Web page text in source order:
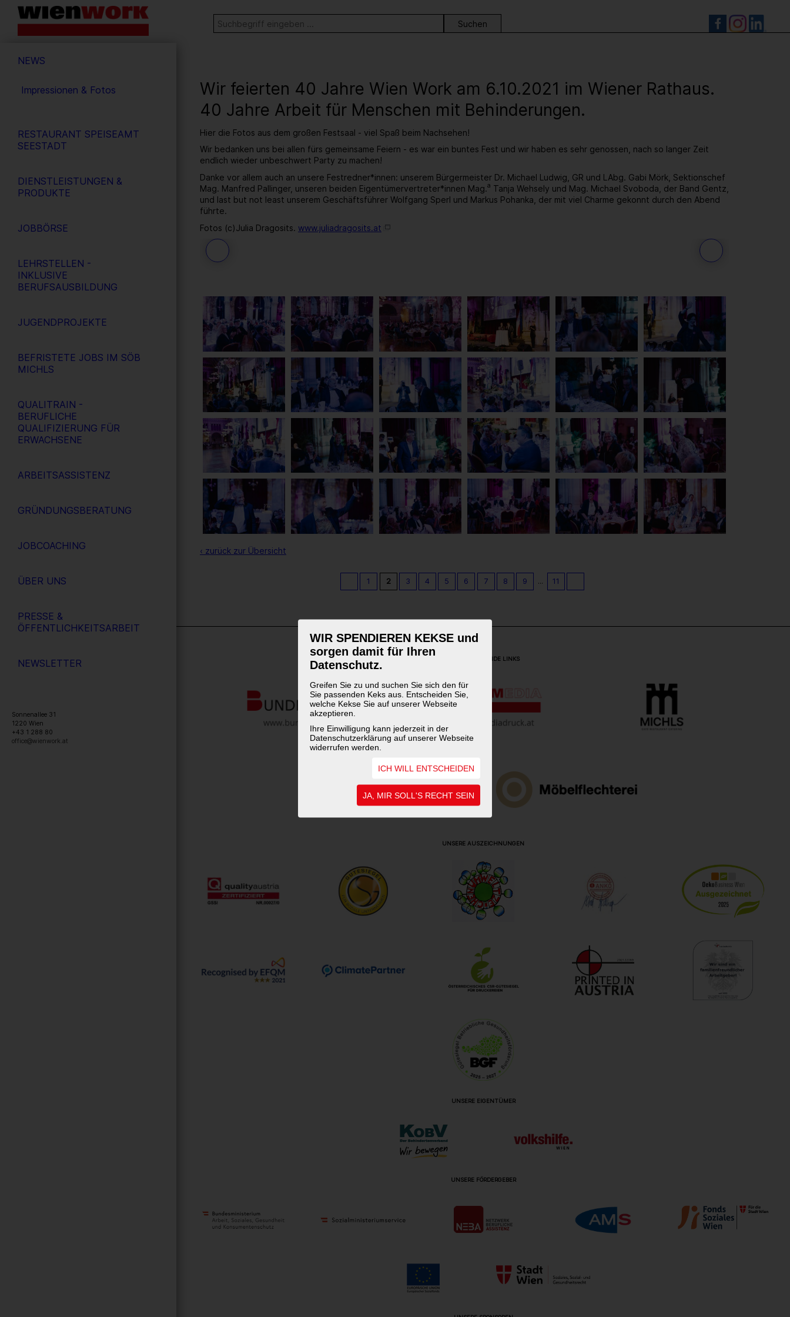
WIR SPENDIEREN KEKSE und
sorgen damit für Ihren
Datenschutz.
Greifen Sie zu und suchen Sie sich den für
Sie passenden Keks aus. Entscheiden Sie,
welche Kekse Sie auf unserer Webseite
akzeptieren.
Ihre Einwilligung kann jederzeit in der
Datenschutzerklärung auf unserer Webseite
widerrufen werden.
ICH WILL ENTSCHEIDEN
JA, MIR SOLL'S RECHT SEIN
Barrierefreie
Bedienung
Webseite
Stichwortsuche
SUCHE
NEWS
Impressionen & Fotos
RESTAURANT SPEISEAMT
SEESTADT
DIENSTLEISTUNGEN &
PRODUKTE
JOBBÖRSE
LEHRSTELLEN -
INKLUSIVE
BERUFSAUSBILDUNG
JUGENDPROJEKTE
BEFRISTETE JOBS IM SÖB
MICHLS
QUALITRAIN -
BERUFLICHE
QUALIFIZIERUNG FÜR
ERWACHSENE
ARBEITSASSISTENZ
GRÜNDUNGSBERATUNG
JOBCOACHING
ÜBER UNS
PRESSE &
ÖFFENTLICHKEITSARBEIT
NEWSLETTER
Sonnenallee 31
1220 Wien
+43 1 288 80
office@wienwork.at
Wir feierten 40 Jahre Wien Work am 6.10.2021 im Wiener Rathaus.
40 Jahre Arbeit für Menschen mit Behinderungen.
Hier die Fotos aus dem großen Festsaal - viel Spaß beim Nachsehen!
Wir bedanken uns bei allen fürs gemeinsame Feiern - es war ein buntes Fest und wir haben es sehr genossen, nach so langer Zeit
endlich wieder unbeschwert Party zu machen!
Danke vor allem auch an unsere Festredner*innen: unserem Bürgermeister Dr. Michael Ludwig, GR und LAbg. Gabi Mörk, Sektionschef
Mag. Manfred Pallinger, unseren beiden Eigentümervertreter*innen Mag.a Tanja Wehsely und Mag. Michael Svoboda, der Band Gentz,
und last but not least unserem Geschäftsführer Wolfgang Sperl und Markus Pohanka, der mit viel Charme gekonnt durch den Abend
führte.
Fotos (c)Julia Dragosits. www.juliadragosits.at
39 / 259
‹ zurück zur Übersicht
1 2 3 4 5 6 7 8 9 ... 11
WEITERFÜHRENDE LINKS
UNSERE AUSZEICHNUNGEN
UNSERE EIGENTÜMER
UNSERE FÖRDERGEBER